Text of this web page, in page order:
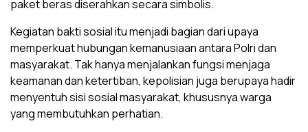
paket beras diserahkan secara simbolis.
Kegiatan bakti sosial itu menjadi bagian dari upaya
memperkuat hubungan kemanusiaan antara Polri dan
masyarakat. Tak hanya menjalankan fungsi menjaga
keamanan dan ketertiban, kepolisian juga berupaya hadir
menyentuh sisi sosial masyarakat, khususnya warga
yang membutuhkan perhatian.